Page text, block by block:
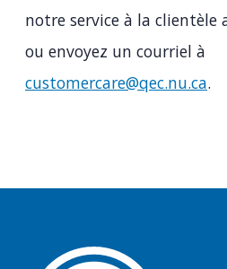
notre service à la clientèle
ou envoyez un courriel à
customercare@qec.nu.ca.